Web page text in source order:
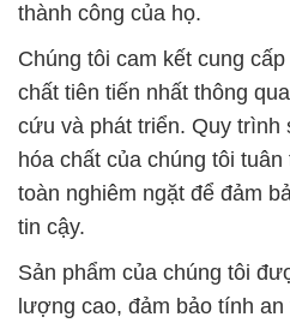
thành công của họ.
Chúng tôi cam kết cung
chất tiên tiến nhất thông
cứu và phát triển. Quy trình
hóa chất của chúng tôi
toàn nghiêm ngặt để đảm
tin cậy.
Sản phẩm của chúng tôi
lượng cao, đảm bảo tính